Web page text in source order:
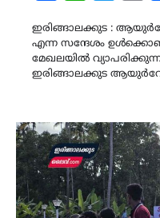
ഇരിങ്ങാലക്കുട :
എന്ന സന്ദേശം
മേഖലയിൽ
ഇരിങ്ങാലക്കുട